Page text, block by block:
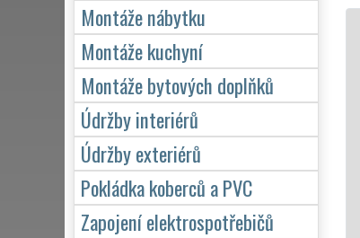
Montáže nábytku
Montáže kuchyní
Montáže bytových doplňků
Údržby interiérů
Údržby exteriérů
Pokládka koberců a PVC
Zapojení elektrospotřebičů